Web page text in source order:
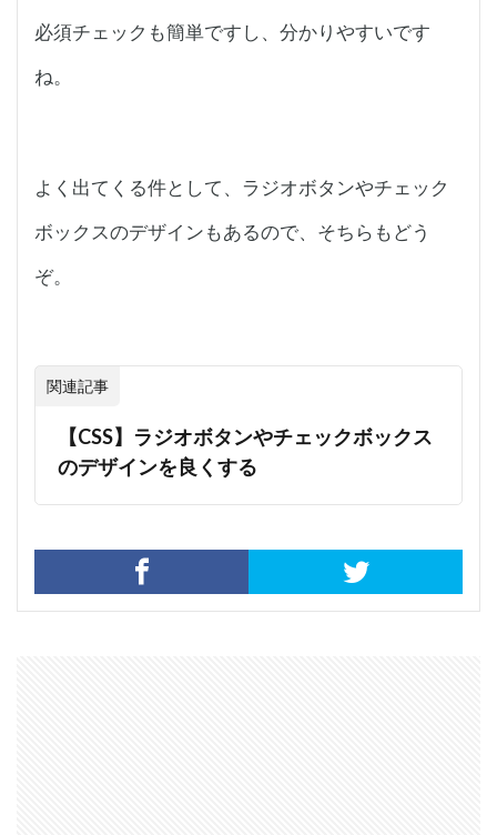
必須チェックも簡単ですし、分かりやすいです
ね。
よく出てくる件として、ラジオボタンやチェック
ボックスのデザインもあるので、そちらもどう
ぞ。
関連記事
【CSS】ラジオボタンやチェックボックス
のデザインを良くする